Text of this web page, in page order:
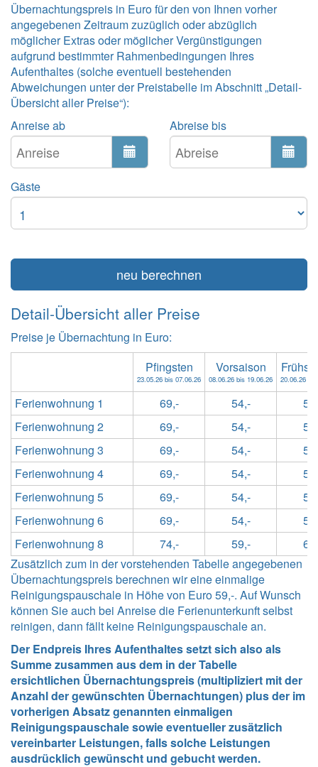
Übernachtungspreis in Euro für den von Ihnen vorher
angegebenen Zeitraum zuzüglich oder abzüglich
möglicher Extras oder möglicher Vergünstigungen
aufgrund bestimmter Rahmenbedingungen Ihres
Aufenthaltes (solche eventuell bestehenden
Abweichungen unter der Preistabelle im Abschnitt „Detail-
Übersicht aller Preise“):
Anreise ab
Abreise bis
Gäste
neu berechnen
Detail-Übersicht aller Preise
Preise je Übernachtung in Euro:
Ferienwohnung 1
Ferienwohnung 2
Ferienwohnung 3
Ferienwohnung 4
Ferienwohnung 5
Ferienwohnung 6
Ferienwohnung 8
Pfingsten
23.05.26 bis 07.06.26
Vorsaison
08.06.26 bis 19.06.26 20.06.26
69,- 54,-
69,-
54,-
69,-
54,-
69,-
54,-
69,-
54,-
69,-
54,-
74,-
59,-
Zusätzlich zum in der vorstehenden Tabelle angegebenen
Übernachtungspreis berechnen wir eine einmalige
Reinigungspauschale in Höhe von Euro 59,-. Auf Wunsch
können Sie auch bei Anreise die Ferienunterkunft selbst
reinigen, dann fällt keine Reinigungspauschale an.
Der Endpreis Ihres Aufenthaltes setzt sich also als
Summe zusammen aus dem in der Tabelle
ersichtlichen Übernachtungspreis (multipliziert mit der
Anzahl der gewünschten Übernachtungen) plus der im
vorherigen Absatz genannten einmaligen
Reinigungspauschale sowie eventueller zusätzlich
vereinbarter Leistungen, falls solche Leistungen
ausdrücklich gewünscht und gebucht werden.